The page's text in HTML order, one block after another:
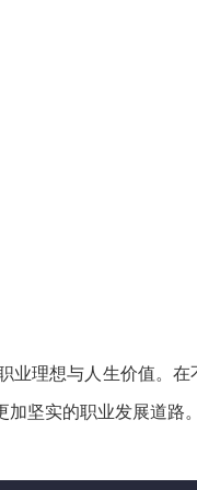
业理想与人生价值。在
加坚实的职业发展道路